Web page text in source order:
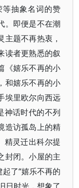
抽象名词的赞
。即便是不在潮
题不再热衷，
读者更熟悉的叙
《嬉乐不再的小
和嬉乐不再的小
埃里欧尔向西远
神话时代的不列
造访孤岛上的精
精灵迁出科尔提
封闭。小屋的主
了“嬉乐不再的